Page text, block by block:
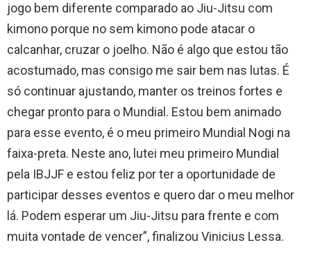
jogo bem diferente comparado ao Jiu-Jitsu com
kimono porque no sem kimono pode atacar o
calcanhar, cruzar o joelho. Não é algo que estou tão
acostumado, mas consigo me sair bem nas lutas. É
só continuar ajustando, manter os treinos fortes e
chegar pronto para o Mundial. Estou bem animado
para esse evento, é o meu primeiro Mundial Nogi na
faixa-preta. Neste ano, lutei meu primeiro Mundial
pela IBJJF e estou feliz por ter a oportunidade de
participar desses eventos e quero dar o meu melhor
lá. Podem esperar um Jiu-Jitsu para frente e com
muita vontade de vencer”, finalizou Vinicius Lessa.